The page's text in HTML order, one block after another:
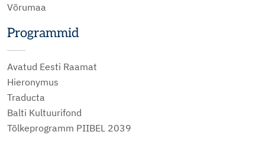
Võrumaa
Programmid
Avatud Eesti Raamat
Hieronymus
Traducta
Balti Kultuurifond
Tõlkeprogramm PIIBEL 2039